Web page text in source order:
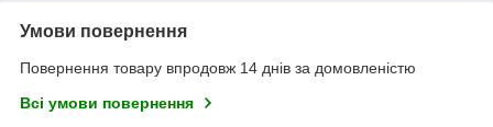
Умови повернення
Повернення товару впродовж 14 днів за домовленістю
Всі умови повернення